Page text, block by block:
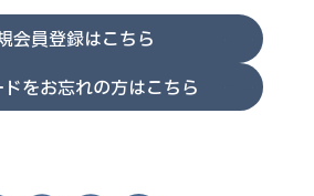
会員登録はこちら
をお忘れの方はこちら